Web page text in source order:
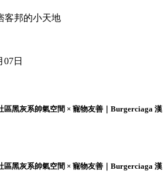
客邦的小天地
07日
區黑灰系帥氣空間 × 寵物友善｜Burgerciaga 漢
區黑灰系帥氣空間 × 寵物友善｜Burgerciaga 漢